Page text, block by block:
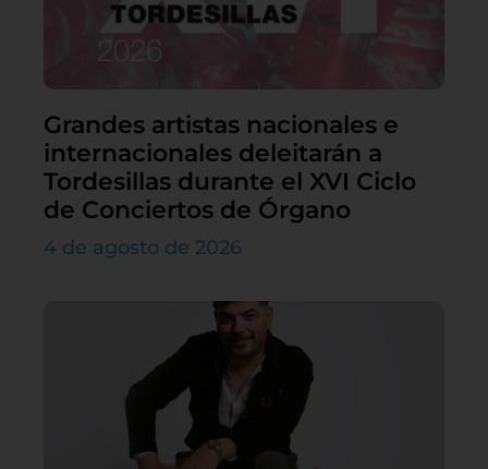
Grandes artistas nacionales e
internacionales deleitarán a
Tordesillas durante el XVI Ciclo
de Conciertos de Órgano
4 de agosto de 2026